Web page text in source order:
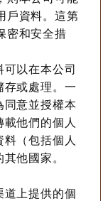
戶資料。這第
密和安全措
以在本公司
存或處理。一
同意並授權本
他們的個人
（包括個人
他國家。
道上提供的個